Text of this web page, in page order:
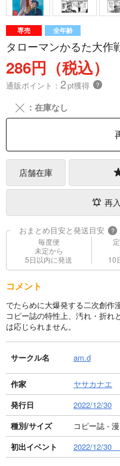
専売 全年齢
タローマンかるた大作
286円（税込）
通販ポイント： 2pt獲得 ？
╳ ：在庫なし
店舗在庫
再
おまとめ目安と発送目安 ?
毎度便
未定から
5日以内に発送
10
コメント
でたらめに大爆発する二次創作
コピー誌の特性上、汚れ・折れ
は応じられません。
サークル名 am.d
作家
ヤサカナエ
発行日
2022/12/30
種別/サイズ
コピー誌 -
初出イベント
2022/12/30